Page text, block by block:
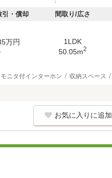
・償却 間取り/広さ
万円
1LDK
50.05m2
モニタ付インターホン 収納スペース
お気に入りに追加